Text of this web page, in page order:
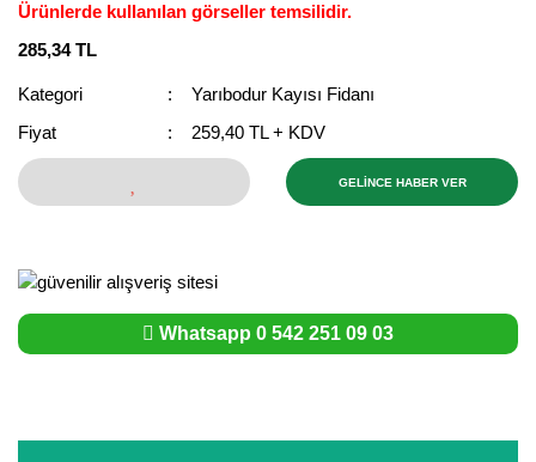
Ürünlerde kullanılan görseller temsilidir.
285,34 TL
Kategori
Yarıbodur Kayısı Fidanı
Fiyat
259,40 TL + KDV
GELİNCE HABER VER
Whatsapp 0 542 251 09 03